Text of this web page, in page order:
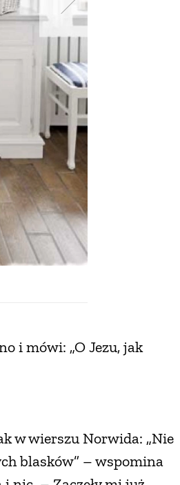
i mówi: „O Jezu, jak
w wierszu Norwida: „Nie
blasków” – wspomina